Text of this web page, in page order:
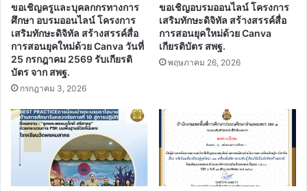
ขอเชิญครูและบุคลกกรทางการ
ศึกษา อบรมออนไลน์ โครงการ
เสริมทักษะดิจิทัล สร้างสรรค์สื่อ
การสอนยุคใหม่ด้วย Canva วันที่
25 กรกฎาคม 2569 รับเกียรติ
บัตร จาก สพฐ.
กรกฎาคม 3, 2026
ขอเชิญอบรมออนไลน์ โครงการ
เสริมทักษะดิจิทัล สร้างสรรค์สื่อ
การสอนยุคใหม่ด้วย Canva
เกียรติบัตร สพฐ.
พฤษภาคม 26, 2026